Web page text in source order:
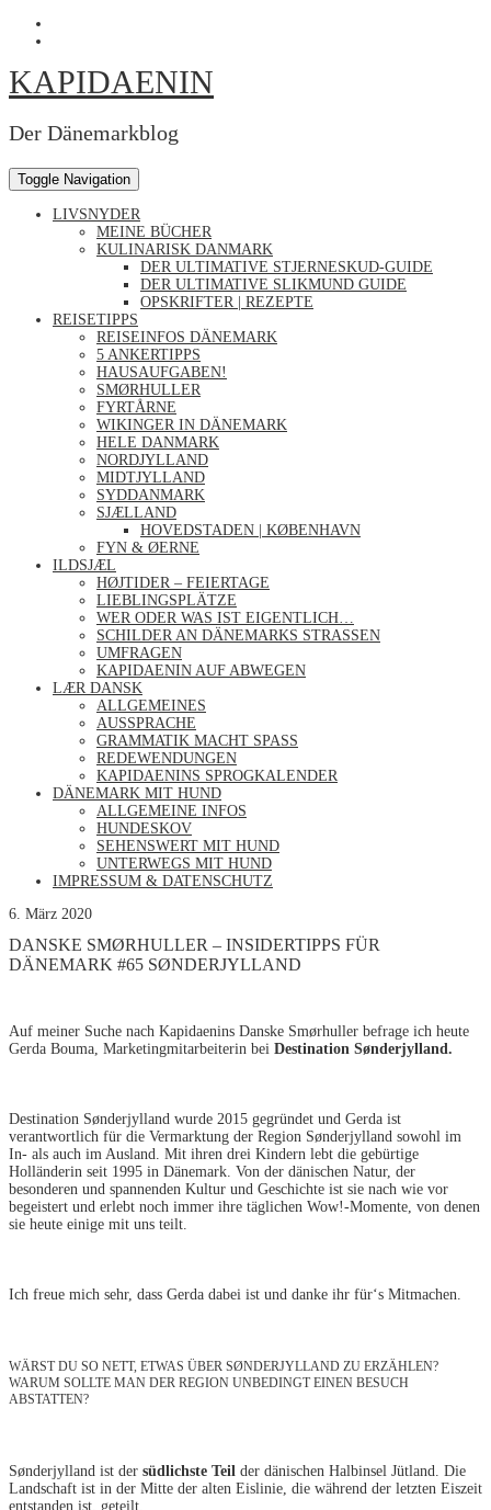
auf
Facebook
kapidaenin
auf
anzeigen
KAPIDAENIN
Der Dänemarkblog
Toggle Navigation
LIVSNYDER
MEINE BÜCHER
KULINARISK DANMARK
DER ULTIMATIVE STJERNESKUD-GUIDE
DER ULTIMATIVE SLIKMUND GUIDE
OPSKRIFTER | REZEPTE
REISETIPPS
REISEINFOS DÄNEMARK
5 ANKERTIPPS
HAUSAUFGABEN!
SMØRHULLER
FYRTÅRNE
WIKINGER IN DÄNEMARK
HELE DANMARK
NORDJYLLAND
MIDTJYLLAND
SYDDANMARK
SJÆLLAND
HOVEDSTADEN | KØBENHAVN
FYN & ØERNE
ILDSJÆL
HØJTIDER – FEIERTAGE
LIEBLINGSPLÄTZE
WER ODER WAS IST EIGENTLICH…
SCHILDER AN DÄNEMARKS STRASSEN
UMFRAGEN
KAPIDAENIN AUF ABWEGEN
LÆR DANSK
ALLGEMEINES
AUSSPRACHE
GRAMMATIK MACHT SPASS
REDEWENDUNGEN
KAPIDAENINS SPROGKALENDER
DÄNEMARK MIT HUND
ALLGEMEINE INFOS
HUNDESKOV
SEHENSWERT MIT HUND
UNTERWEGS MIT HUND
IMPRESSUM & DATENSCHUTZ
6. März 2020
DANSKE SMØRHULLER – INSIDERTIPPS FÜR
DÄNEMARK #65 SØNDERJYLLAND
Auf meiner Suche nach Kapidaenins Danske Smørhuller befrage ich heute
Gerda Bouma, Marketingmitarbeiterin bei Destination Sønderjylland.
Destination Sønderjylland wurde 2015 gegründet und Gerda ist
verantwortlich für die Vermarktung der Region Sønderjylland sowohl im
In- als auch im Ausland. Mit ihren drei Kindern lebt die gebürtige
Holländerin seit 1995 in Dänemark. Von der dänischen Natur, der
besonderen und spannenden Kultur und Geschichte ist sie nach wie vor
begeistert und erlebt noch immer ihre täglichen Wow!-Momente, von denen
sie heute einige mit uns teilt.
Ich freue mich sehr, dass Gerda dabei ist und danke ihr für‘s Mitmachen.
WÄRST DU SO NETT, ETWAS ÜBER SØNDERJYLLAND ZU ERZÄHLEN?
WARUM SOLLTE MAN DER REGION UNBEDINGT EINEN BESUCH
ABSTATTEN?
Sønderjylland ist der südlichste Teil der dänischen Halbinsel Jütland. Die
Landschaft ist in der Mitte der alten Eislinie, die während der letzten Eiszeit
entstanden ist, geteilt.